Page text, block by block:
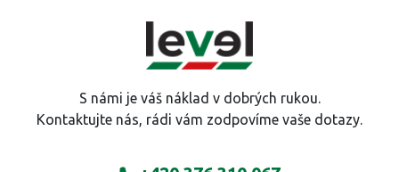
S námi je váš náklad v dobrých rukou.
Kontaktujte nás, rádi vám zodpovíme vaše dotazy.